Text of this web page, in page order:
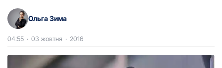
Ольга Зима
04:55 · 03 жовтня · 2016